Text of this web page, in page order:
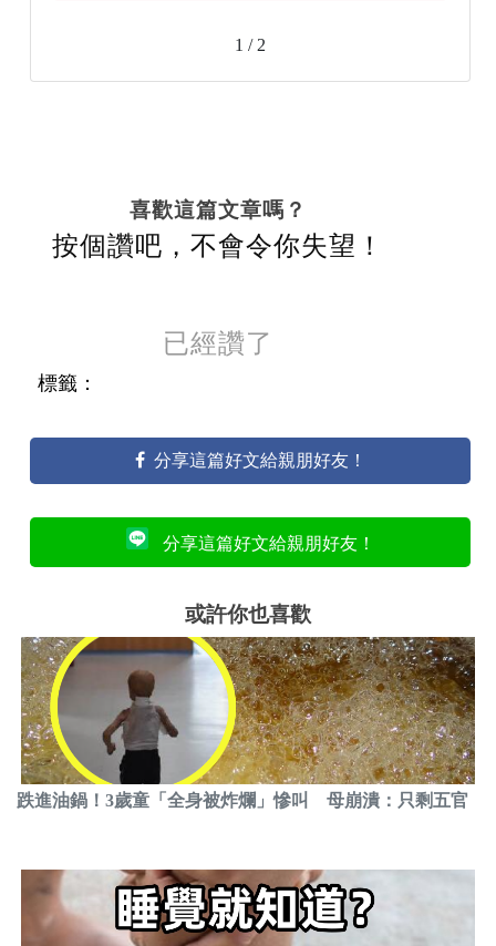
1 / 2
喜歡這篇文章嗎？
按個讚吧，不會令你失望！
已經讚了
標籤：
分享這篇好文給親朋好友！
分享這篇好文給親朋好友！
或許你也喜歡
跌進油鍋！3歲童「全身被炸爛」慘叫 母崩潰：只剩五官